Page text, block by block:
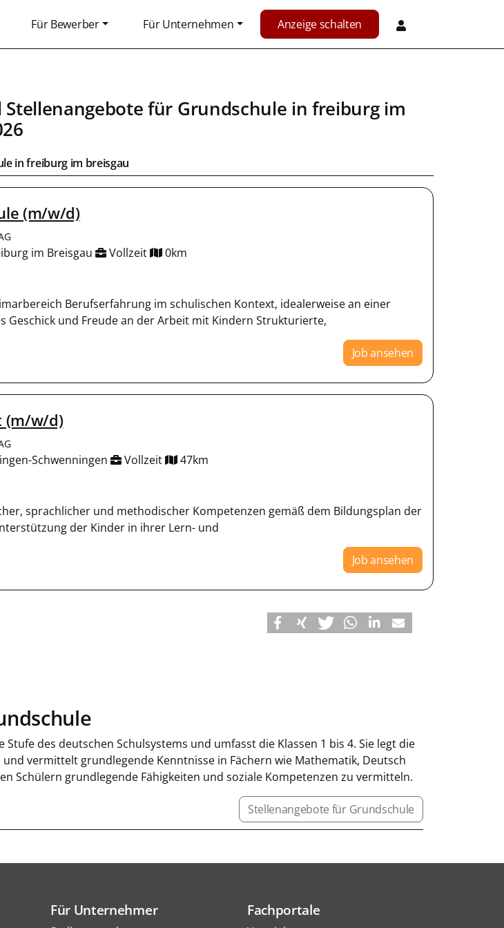
Für Bewerber Für Unternehmen Anzeige schalten
Stellenangebote für Grundschule infreiburg im
infreiburg im breisgau
(m/w/d)
im Breisgau Vollzeit 0km
Berufserfahrung im schulischen Kontext, idealerweise an einer
Geschick und Freude an der Arbeit mit Kindern Strukturierte,
Job ansehen
(m/w/d)
Schwenningen Vollzeit 47km
sprachlicher und methodischer Kompetenzen gemäß dem Bildungsplan der
der Kinder in ihrer Lern- und
Job ansehen
des deutschen Schulsystems und umfasst die Klassen 1 bis 4. Sie legt die
vermittelt grundlegende Kenntnisse in Fächern wie Mathematik, Deutsch
Schülern grundlegende Fähigkeiten und soziale Kompetenzen zu vermitteln.
Stellenangebote für Grundschule
Für Unternehmer Fachportale